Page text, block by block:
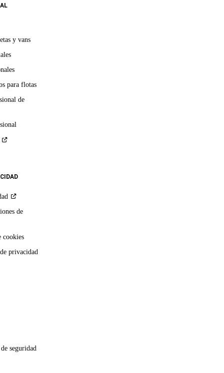
y vans
para flotas
de
de
cookies
privacidad
seguridad